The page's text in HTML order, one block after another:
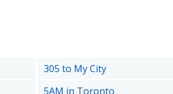
305 to My City
5AM in Toronto